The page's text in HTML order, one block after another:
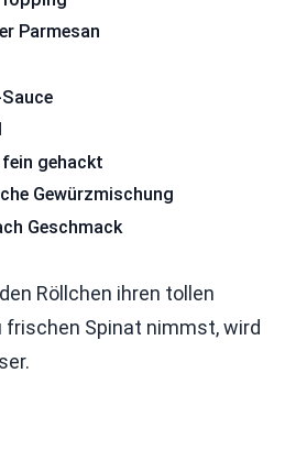
Parmesan
gehackt
Gewürzmischung
Geschmack
Röllchen ihren tollen
frischen Spinat nimmst, wird